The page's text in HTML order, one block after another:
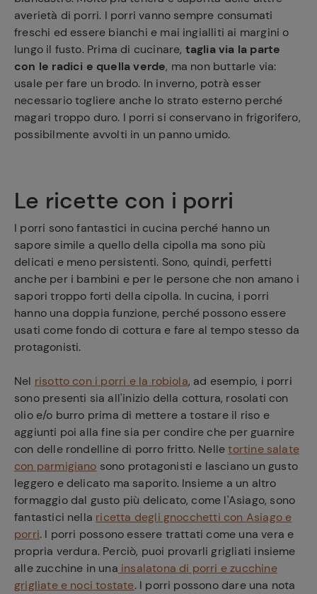
averietà di porri. I porri vanno sempre consumati
freschi ed essere bianchi e mai ingialliti ai margini o
lungo il fusto. Prima di cucinare, taglia via la parte
con le radici e quella verde, ma non buttarle via:
usale per fare un brodo. In inverno, potrà esser
necessario togliere anche lo strato esterno perché
magari troppo duro. I porri si conservano in frigorifero,
possibilmente avvolti in un panno umido.
Le ricette con i porri
I porri sono fantastici in cucina perché hanno un
sapore simile a quello della cipolla ma sono più
delicati e meno persistenti. Sono, quindi, perfetti
anche per i bambini e per le persone che non amano i
sapori troppo forti della cipolla. In cucina, i porri
hanno una doppia funzione, perché possono essere
usati come fondo di cottura e fare al tempo stesso da
protagonisti.
Nel risotto con i porri e la robiola, ad esempio, i porri
sono presenti sia all'inizio della cottura, rosolati con
olio e/o burro prima di mettere a tostare il riso e
aggiunti poi alla fine sia per condire che per guarnire
con delle rondelline di porro fritto. Nelletortine salate
con parmigiano sono protagonisti e lasciano un gusto
leggero e delicato ma saporito. Insieme a un altro
formaggio dal gusto più delicato, come l'Asiago, sono
fantastici nella ricetta degli gnocchetti con Asiago e
porri. I porri possono essere trattati come una vera e
propria verdura. Perciò, puoi provarli grigliati insieme
alle zucchine in una insalatona di porri e zucchine
grigliate e noci tostate. I porri possono dare una nota